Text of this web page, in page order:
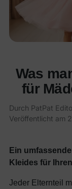
Was
für
Durch PatPat
Veröffentlicht am
Ein
Kleides für
Jeder Elternteil